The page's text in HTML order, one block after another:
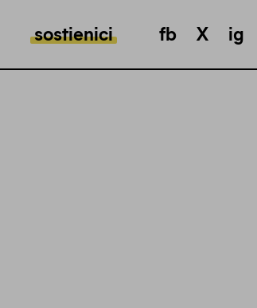
sostienici fb X ig